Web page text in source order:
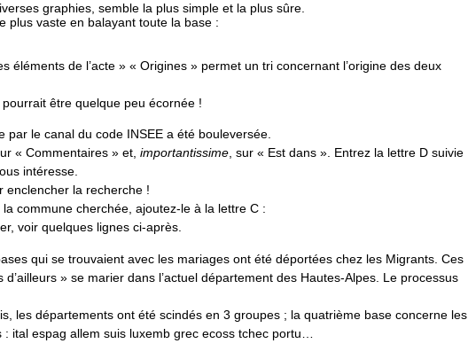
graphies, semble la plus simple et la plus sûre.
plus vaste en balayant toute la base :
de l’acte » « Origines » permet un tri concernant l’origine des deux
être quelque peu écornée !
le canal du code INSEE a été bouleversée.
« Commentaires » et, importantissime, sur « Est dans ». Entrez la lettre D suivie
intéresse.
enclencher la recherche !
commune cherchée, ajoutez-le à la lettre C :
voir quelques lignes ci-après.
qui se trouvaient avec les mariages ont été déportées chez les Migrants. Ces
» se marier dans l’actuel département des Hautes-Alpes. Le processus
les départements ont été scindés en 3 groupes ; la quatrième base concerne les
ital espag allem suis luxemb grec ecoss tchec portu…